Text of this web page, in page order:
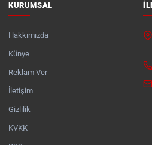
KURUMSAL
Hakkımızda
Künye
Reklam Ver
İletişim
Gizlilik
KVKK